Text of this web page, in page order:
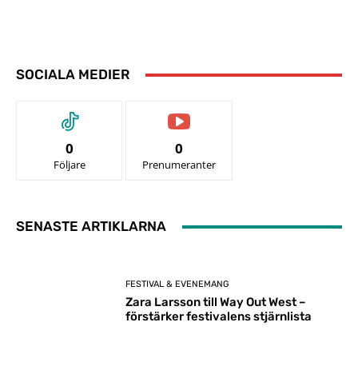
SOCIALA MEDIER
0
Följare
0
Prenumeranter
SENASTE ARTIKLARNA
FESTIVAL & EVENEMANG
Zara Larsson till Way Out West –
förstärker festivalens stjärnlista